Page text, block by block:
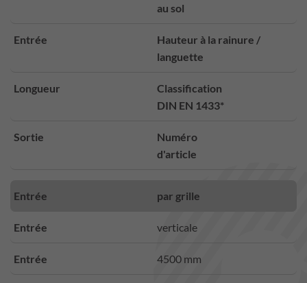
au sol
Entrée
Hauteur à la rainure /
languette
Longueur
Classification
DIN EN 1433*
Sortie
Numéro
d'article
Entrée par grille
Entrée verticale
Entrée 4500 mm